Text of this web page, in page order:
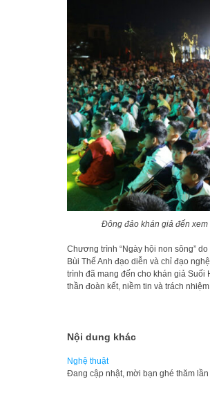
Đông đảo khán giả đến
Chương trình “Ngày hội non sông”
Bùi Thế Anh đạo diễn và chỉ đạo
trình đã mang đến cho khán giả Suối
thần đoàn kết, niềm tin và trách
Nội dung khác
Nghệ thuật
​Đang cập nhật, mời bạn ghé thăm lần